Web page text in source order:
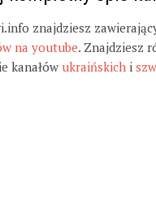
znajdziesz
na youtube. Znajdziesz
kanałów ukraińskich i